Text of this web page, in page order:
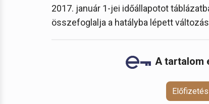
2017. január 1-jei időállapotot
összefoglalja a hatályba lépett
A tartalom